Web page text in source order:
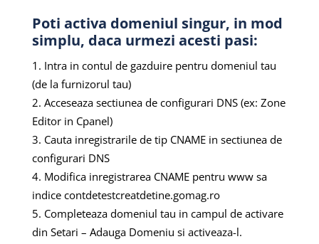
Poti activa domeniul singur, in mod
simplu, daca urmezi acesti pasi:
Intra in contul de gazduire pentru domeniul tau
(de la furnizorul tau)
Acceseaza sectiunea de configurari DNS (ex: Zone
Editor in Cpanel)
Cauta inregistrarile de tip CNAME in sectiunea de
configurari DNS
Modifica inregistrarea CNAME pentru www sa
indice contdetestcreatdetine.gomag.ro
Completeaza domeniul tau in campul de activare
din Setari – Adauga Domeniu si activeaza-l.